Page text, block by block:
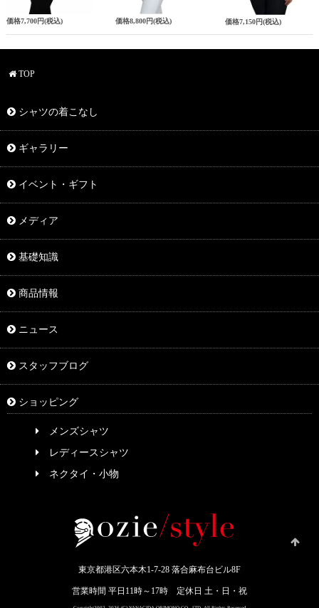
価格7,700円(税込) 価格8,800円(税込) 価格7,150円(税込)
TOP
シャツの着こなし
ギャラリー
イベント・ギフト
メディア
基礎知識
商品情報
ニュース
スタッフブログ
ショッピング
メンズシャツ
レディースシャツ
ネクタイ・小物
東京都港区六本木1-7-28 落合麻布台ビル8F
営業時間 平日11時～17時 定休日 土・日・祝